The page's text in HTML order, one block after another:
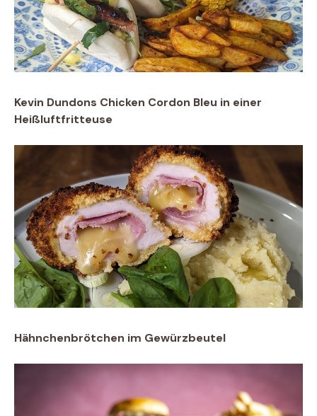
Kevin Dundons Chicken Cordon Bleu in einer
Heißluftfritteuse
Hähnchenbrötchen im Gewürzbeutel